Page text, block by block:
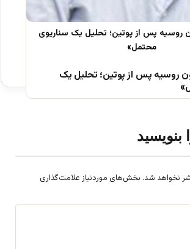
روسیه پس از پوتین؛ تحلیل یک
بنویسید
نخواهد شد. بخش‌های موردنیاز علامت‌گذاری